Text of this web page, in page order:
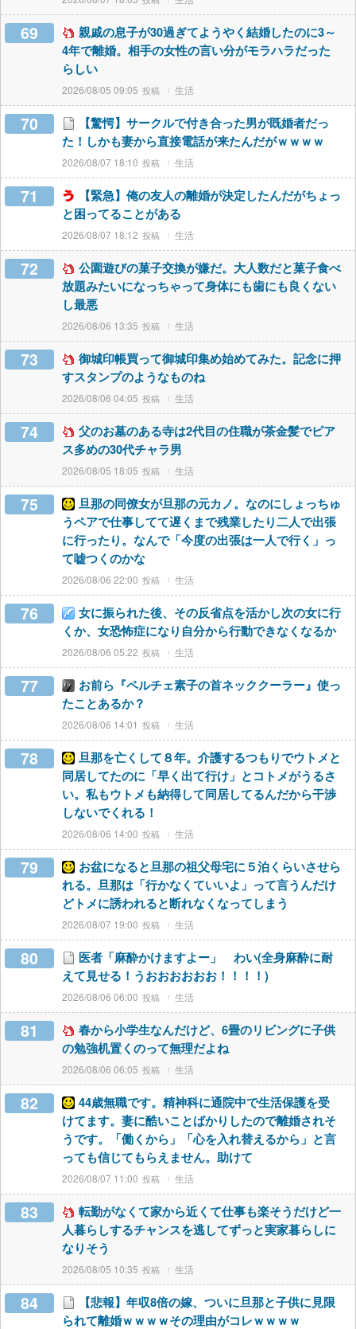
69
親戚の息子が30過ぎてようやく結婚したのに3～
4年で離婚。相手の女性の言い分がモラハラだった
らしい
2026/08/05 09:05 生活
70
【驚愕】サークルで付き合った男が既婚者だっ
た！しかも妻から直接電話が来たんだがｗｗｗｗ
2026/08/07 18:10 生活
71
【緊急】俺の友人の離婚が決定したんだがちょっ
と困ってることがある
2026/08/07 18:12 生活
72
公園遊びの菓子交換が嫌だ。大人数だと菓子食べ
放題みたいになっちゃって身体にも歯にも良くない
し最悪
2026/08/06 13:35 生活
73
御城印帳買って御城印集め始めてみた。記念に押
すスタンプのようなものね
2026/08/06 04:05 生活
74
父のお墓のある寺は2代目の住職が茶金髪でピア
ス多めの30代チャラ男
2026/08/05 18:05 生活
75
旦那の同僚女が旦那の元カノ。なのにしょっちゅ
うペアで仕事してて遅くまで残業したり二人で出張
に行ったり。なんで「今度の出張は一人で行く」っ
て嘘つくのかな
2026/08/06 22:00 生活
76
女に振られた後、その反省点を活かし次の女に行
くか、女恐怖症になり自分から行動できなくなるか
2026/08/06 05:22 生活
77
お前ら『ペルチェ素子の首ネッククーラー』使っ
たことあるか？
2026/08/06 14:01 生活
78
旦那を亡くして８年。介護するつもりでウトメと
同居してたのに「早く出て行け」とコトメがうるさ
い。私もウトメも納得して同居してるんだから干渉
しないでくれる！
2026/08/06 14:00 生活
79
お盆になると旦那の祖父母宅に５泊くらいさせら
れる。旦那は「行かなくていいよ」って言うんだけ
どトメに誘われると断れなくなってしまう
2026/08/07 19:00 生活
80
医者「麻酔かけますよー」 わい(全身麻酔に耐
えて見せる！うおおおおおお！！！！)
2026/08/06 06:00 生活
81
春から小学生なんだけど、6畳のリビングに子供
の勉強机置くのって無理だよね
2026/08/06 06:05 生活
82
44歳無職です。精神科に通院中で生活保護を受
けてます。妻に酷いことばかりしたので離婚されそ
うです。「働くから」「心を入れ替えるから」と言
っても信じてもらえません。助けて
2026/08/07 11:00 生活
83
転勤がなくて家から近くて仕事も楽そうだけど一
人暮らしするチャンスを逃してずっと実家暮らしに
なりそう
2026/08/05 10:35 生活
84
【悲報】年収8倍の嫁、ついに旦那と子供に見限
られて離婚ｗｗｗｗその理由がコレｗｗｗｗ